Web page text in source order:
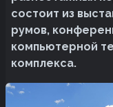
состоит из
румов,
компьютерной
комплекса.